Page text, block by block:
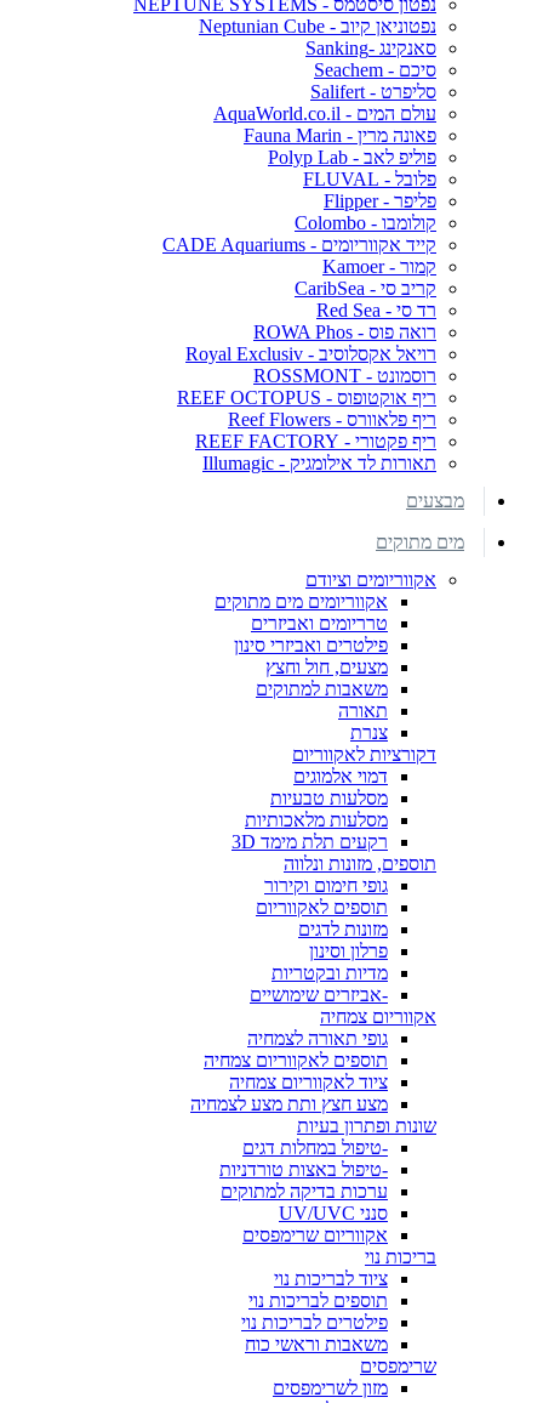
נפטוניאן קיוב - Neptunian Cube
סאנקינג -Sanking
סיכם - Seachem
סליפרט - Salifert
עולם המים - AquaWorld.co.il
פאונה מרין - Fauna Marin
פוליפ לאב - Polyp Lab
פלובל - FLUVAL
פליפר - Flipper
קולומבו - Colombo
קייד אקווריומים - CADE Aquariums
קמור - Kamoer
קריב סי - CaribSea
רד סי - Red Sea
רואה פוס - ROWA Phos
רויאל אקסלוסיב - Royal Exclusiv
רוסמונט - ROSSMONT
ריף אוקטופוס - REEF OCTOPUS
ריף פלאוורס - Reef Flowers
ריף פקטורי - REEF FACTORY
תאורות לד אילומגיק - Illumagic
מבצעים
מים מתוקים
אקווריומים וציודם
אקווריומים מים מתוקים
טרריומים ואביזרים
פילטרים ואביזרי סינון
מצעים, חול וחצץ
משאבות למתוקים
תאורה
צנרת
דקורציות לאקווריום
דמוי אלמוגים
מסלעות טבעיות
מסלעות מלאכותיות
רקעים תלת מימד 3D
תוספים, מזונות ונלווה
גופי חימום וקירור
תוספים לאקווריום
מזונות לדגים
פרלון וסינון
מדיות ובקטריות
-אביזרים שימושיים
אקווריום צמחיה
גופי תאורה לצמחיה
תוספים לאקווריום צמחיה
ציוד לאקווריום צמחיה
מצע חצץ ותת מצע לצמחיה
שונות ופתרון בעיות
-טיפול במחלות דגים
-טיפול באצות טורדניות
ערכות בדיקה למתוקים
סנני UV/UVC
אקווריום שרימפסים
בריכות נוי
ציוד לבריכות נוי
תוספים לבריכות נוי
פילטרים לבריכות נוי
משאבות וראשי כוח
שרימפסים
מזון לשרימפסים